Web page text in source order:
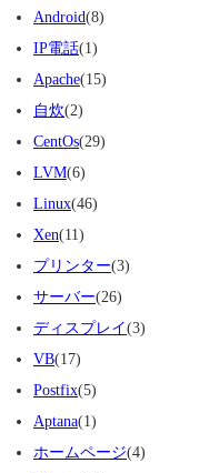
Android(8)
IP電話(1)
Apache(15)
自炊(2)
CentOs(29)
LVM(6)
Linux(46)
Xen(11)
プリンター(3)
サーバー(26)
ディスプレイ(3)
VB(17)
Postfix(5)
Aptana(1)
ホームページ(4)